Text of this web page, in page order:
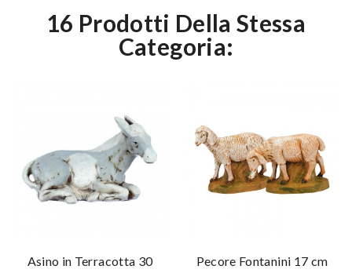
16 Prodotti Della Stessa
Categoria:
Asino in Terracotta 30
Pecore Fontanini 17 cm